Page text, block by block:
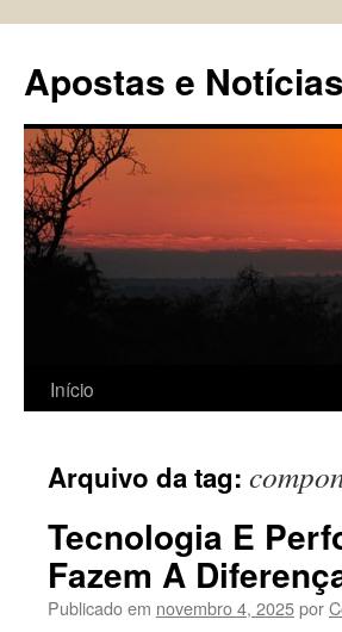
conteúdo
Apostas e Notícias
Início
Arquivo da tag:
Tecnologia E
Fazem A
Publicado em novembro 4, 2025por